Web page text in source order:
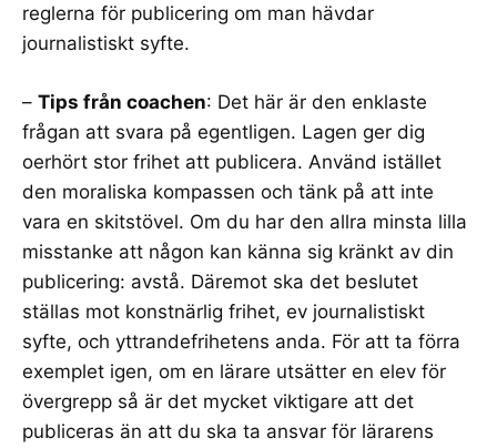
reglerna för publicering om man hävdar
journalistiskt syfte.
– Tips från coachen: Det här är den enklaste
frågan att svara på egentligen. Lagen ger dig
oerhört stor frihet att publicera. Använd istället
den moraliska kompassen och tänk på att inte
vara en skitstövel. Om du har den allra minsta lilla
misstanke att någon kan känna sig kränkt av din
publicering: avstå. Däremot ska det beslutet
ställas mot konstnärlig frihet, ev journalistiskt
syfte, och yttrandefrihetens anda. För att ta förra
exemplet igen, om en lärare utsätter en elev för
övergrepp så är det mycket viktigare att det
publiceras än att du ska ta ansvar för lärarens